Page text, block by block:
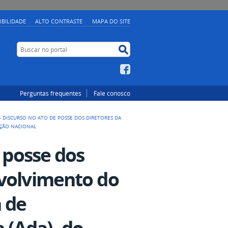
ALTO CONTRASTE MAPA DO SITE
Buscar no portal
Perguntas frequentes Fale conosco
NO ATO DE POSSE DOS DIRETORES DA
NACIONAL
dos
do
de